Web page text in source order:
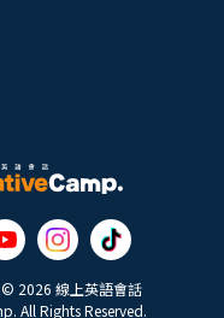
2026 線上英語會話
All Rights Reserved.